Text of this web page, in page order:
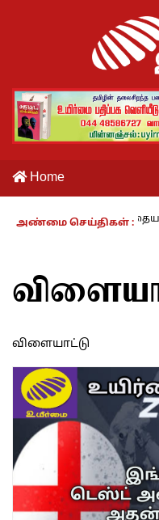
Home
அண்மை செய்திகள் :
– 27 : தையல்
விளையாட்டு